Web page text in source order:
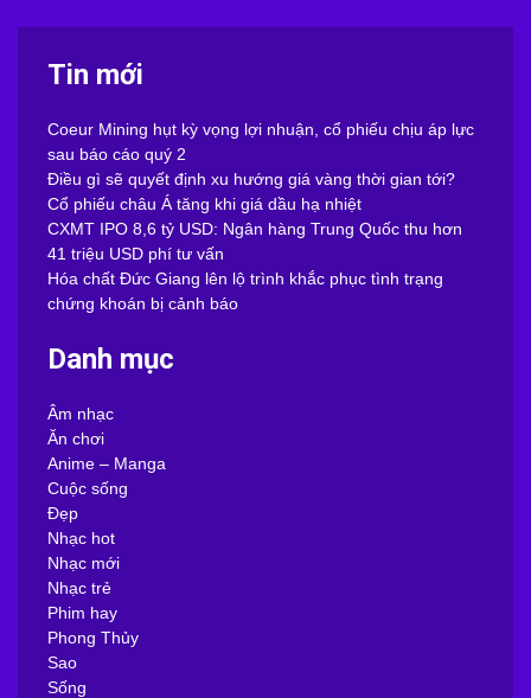
Tin mới
Coeur Mining hụt kỳ vọng lợi nhuận, cổ phiếu chịu áp lực
sau báo cáo quý 2
Điều gì sẽ quyết định xu hướng giá vàng thời gian tới?
Cổ phiếu châu Á tăng khi giá dầu hạ nhiệt
CXMT IPO 8,6 tỷ USD: Ngân hàng Trung Quốc thu hơn
41 triệu USD phí tư vấn
Hóa chất Đức Giang lên lộ trình khắc phục tình trạng
chứng khoán bị cảnh báo
Danh mục
Âm nhạc
Ăn chơi
Anime – Manga
Cuộc sống
Đẹp
Nhạc hot
Nhạc mới
Nhạc trẻ
Phim hay
Phong Thủy
Sao
Sống